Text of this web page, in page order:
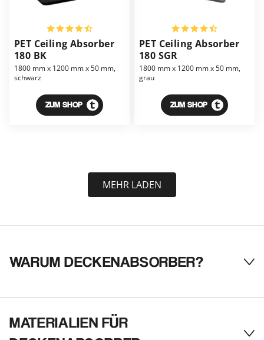
PET Ceiling Absorber
180 BK
1800 mm x 1200 mm x 50 mm,
schwarz
ZUM SHOP
PET Ceiling Absorber
180 SGR
1800 mm x 1200 mm x 50 mm,
grau
ZUM SHOP
MEHR LADEN
WARUM DECKENABSORBER?
MATERIALIEN FÜR